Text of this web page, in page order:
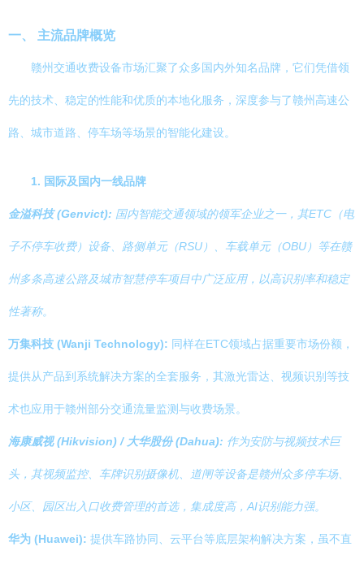
一、 主流品牌概览
赣州交通收费设备市场汇聚了众多国内外知名品牌，它们凭借领
先的技术、稳定的性能和优质的本地化服务，深度参与了赣州高速公
路、城市道路、停车场等场景的智能化建设。
1. 国际及国内一线品牌
金溢科技 (Genvict): 国内智能交通领域的领军企业之一，其ETC（电
子不停车收费）设备、路侧单元（RSU）、车载单元（OBU）等在赣
州多条高速公路及城市智慧停车项目中广泛应用，以高识别率和稳定
性著称。
万集科技 (Wanji Technology): 同样在ETC领域占据重要市场份额，
提供从产品到系统解决方案的全套服务，其激光雷达、视频识别等技
术也应用于赣州部分交通流量监测与收费场景。
海康威视 (Hikvision) / 大华股份 (Dahua): 作为安防与视频技术巨
头，其视频监控、车牌识别摄像机、道闸等设备是赣州众多停车场、
小区、园区出入口收费管理的首选，集成度高，AI识别能力强。
华为 (Huawei): 提供车路协同、云平台等底层架构解决方案，虽不直